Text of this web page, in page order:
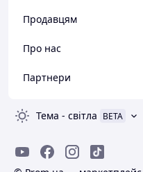
Продавцям
Про нас
Партнери
Тема - світла BETA